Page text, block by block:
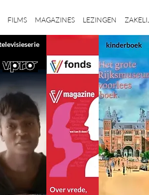
FILMS MAGAZINES LEZINGEN